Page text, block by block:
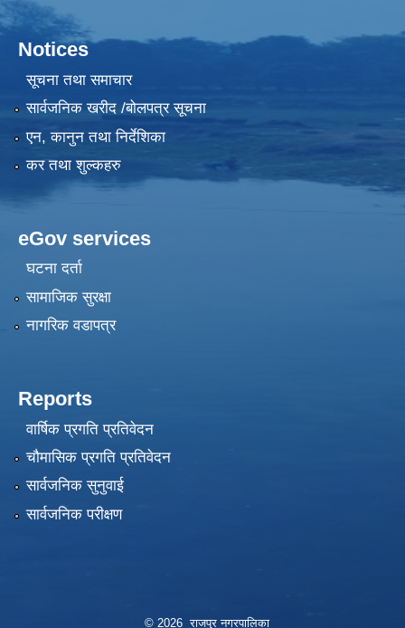
Notices
सूचना तथा समाचार
सार्वजनिक खरीद /बोलपत्र सूचना
एन, कानुन तथा निर्देशिका
कर तथा शुल्कहरु
eGov services
घटना दर्ता
सामाजिक सुरक्षा
नागरिक वडापत्र
Reports
वार्षिक प्रगति प्रतिवेदन
चौमासिक प्रगति प्रतिवेदन
सार्वजनिक सुनुवाई
सार्वजनिक परीक्षण
© 2026 राजपुर नगरपालिका